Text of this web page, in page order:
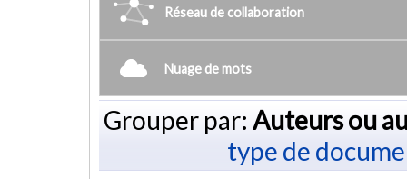
Réseau de collaboration
Nuage de mots
Grouper par: Auteurs ou
type de